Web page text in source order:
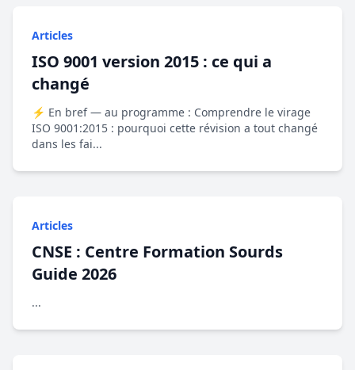
Articles
ISO 9001 version 2015 : ce qui a
changé
⚡ En bref — au programme : Comprendre le virage
ISO 9001:2015 : pourquoi cette révision a tout changé
dans les fai...
Articles
CNSE : Centre Formation Sourds
Guide 2026
...